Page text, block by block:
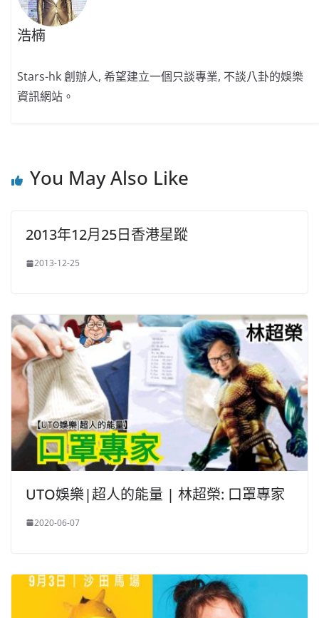
浩楠
Stars-hk 創辦人, 希望建立一個只談專業, 不談八卦的娛樂
資訊網站。
You May Also Like
2013年12月25日香港星蹤
2013-12-25
UTO娛樂|超人的能量 | 林超榮: 口罩專家
2020-06-07